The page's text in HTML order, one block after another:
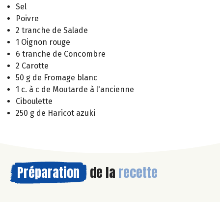
Sel
Poivre
2 tranche de Salade
1 Oignon rouge
6 tranche de Concombre
2 Carotte
50 g de Fromage blanc
1 c. à c de Moutarde à l'ancienne
Ciboulette
250 g de Haricot azuki
Préparation de la recette